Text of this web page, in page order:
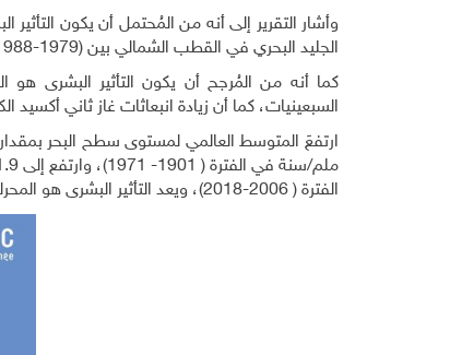
وأشار التقرير إلى أنه من المُحتمل أن يكون
الجليد البحري في القطب الشمالي بين (1979-1988) و(2010-2019).
السبعينيات، كما أن زيادة انبعاثات غاز ثاني
الفترة ( 2006-2018)، ويعد التأثير البشرى هو المحرك الرئيس لهذه الزيادات.